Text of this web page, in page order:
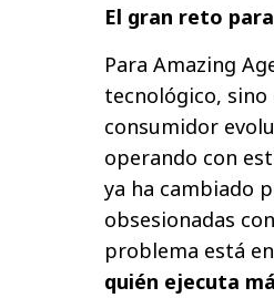
El gran reto
Para Amazing
tecnológico,
consumidor
operando con
ya ha cambiado
obsesionadas
problema está
quién ejecuta